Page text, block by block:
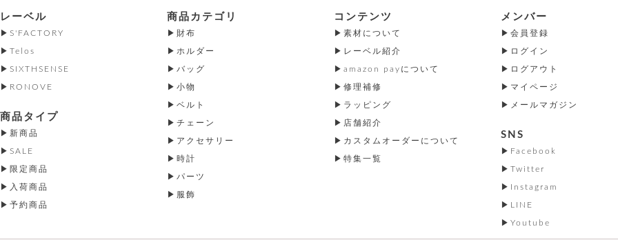
レーベル
S'FACTORY
Telos
SIXTHSENSE
RONOVE
商品タイプ
新商品
SALE
限定商品
入荷商品
予約商品
商品カテゴリ
財布
ホルダー
バッグ
小物
ベルト
チェーン
アクセサリー
時計
パーツ
服飾
コンテンツ
素材について
レーベル紹介
amazon payについて
修理補修
ラッピング
店舗紹介
カスタムオーダーについて
特集一覧
メンバー
会員登録
ログイン
ログアウト
マイページ
メールマガジン
SNS
Facebook
Twitter
Instagram
LINE
Youtube